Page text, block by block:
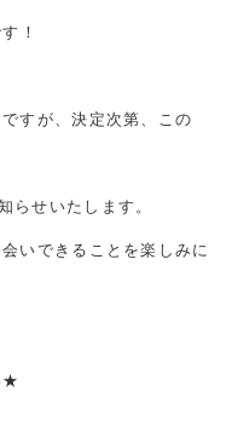
！
すが、決定次第、この
らせいたします。
いできることを楽しみに
★